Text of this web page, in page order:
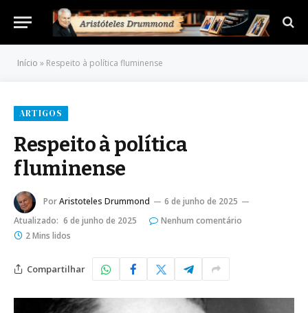
Início » Respeito à política fluminense
ARTIGOS
Respeito à política
fluminense
PorAristoteles Drummond
6 de junho de 2025
Atualizado: 6 de junho de 2025
Nenhum comentário
2 Mins lidos
Compartilhar